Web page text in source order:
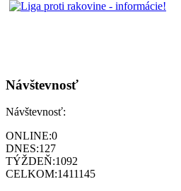
Návštevnosť
Návštevnosť:
ONLINE:0
DNES:127
TÝŽDEŇ:1092
CELKOM:1411145